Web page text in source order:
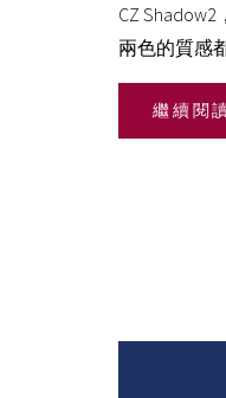
CZ
兩色的質感
繼續閱